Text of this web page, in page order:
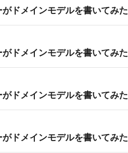
ドメインモデルを書いてみた
ドメインモデルを書いてみた
ドメインモデルを書いてみた
ドメインモデルを書いてみた